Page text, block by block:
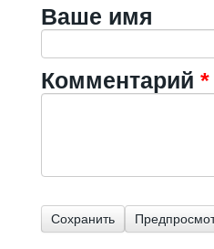
Ваше имя
Комментарий *